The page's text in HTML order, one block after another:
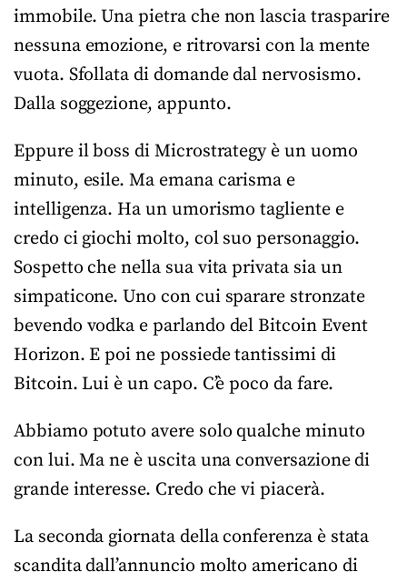
immobile. Una pietra che non lascia trasparire
nessuna emozione, e ritrovarsi con la mente
vuota. Sfollata di domande dal nervosismo.
Dalla soggezione, appunto.
Eppure il boss di Microstrategy è un uomo
minuto, esile. Ma emana carisma e
intelligenza. Ha un umorismo tagliente e
credo ci giochi molto, col suo personaggio.
Sospetto che nella sua vita privata sia un
simpaticone. Uno con cui sparare stronzate
bevendo vodka e parlando del Bitcoin Event
Horizon. E poi ne possiede tantissimi di
Bitcoin. Lui è un capo. C’è poco da fare.
Abbiamo potuto avere solo qualche minuto
con lui. Ma ne è uscita una conversazione di
grande interesse. Credo che vi piacerà.
La seconda giornata della conferenza è stata
scandita dall’annuncio molto americano di